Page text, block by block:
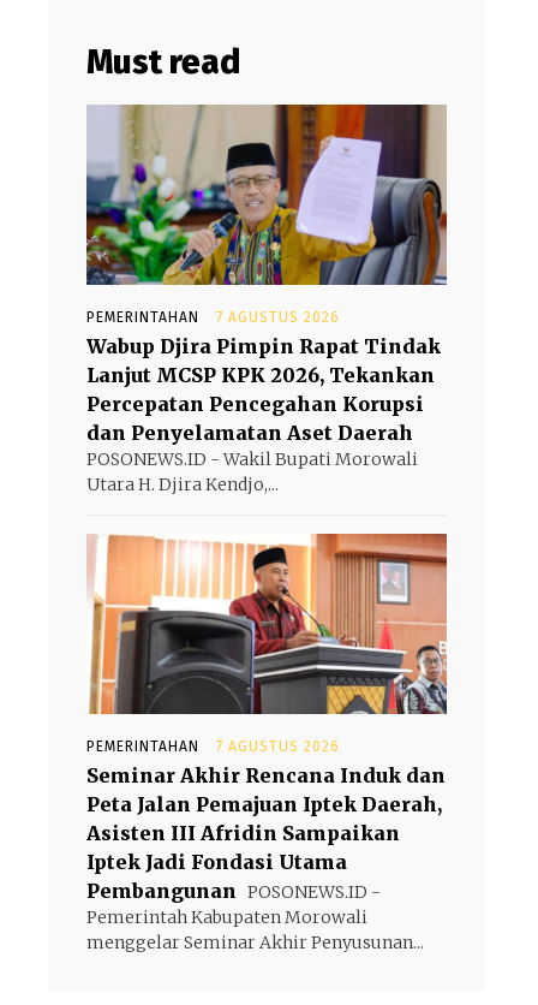
Must read
PEMERINTAHAN 7 AGUSTUS 2026
Wabup Djira Pimpin Rapat Tindak
Lanjut MCSP KPK 2026, Tekankan
Percepatan Pencegahan Korupsi
dan Penyelamatan Aset Daerah
POSONEWS.ID - Wakil Bupati Morowali
Utara H. Djira Kendjo,...
PEMERINTAHAN 7 AGUSTUS 2026
Seminar Akhir Rencana Induk dan
Peta Jalan Pemajuan Iptek Daerah,
Asisten III Afridin Sampaikan
Iptek Jadi Fondasi Utama
Pembangunan POSONEWS.ID -
Pemerintah Kabupaten Morowali
menggelar Seminar Akhir Penyusunan...